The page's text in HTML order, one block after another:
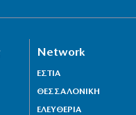
Network
ΕΣΤΙΑ
ΘΕΣΣΑΛΟΝΙΚΗ
ΕΛΕΥΘΕΡΙΑ